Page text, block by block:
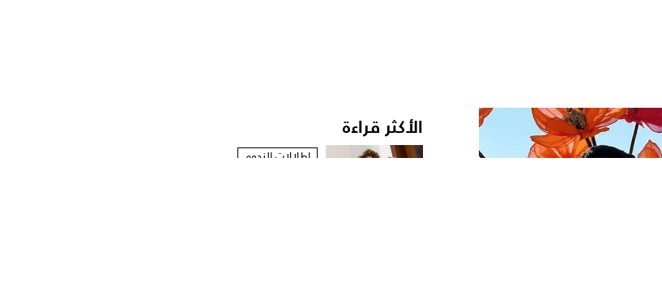
الأكثر قراءة
إطلالات النجوم